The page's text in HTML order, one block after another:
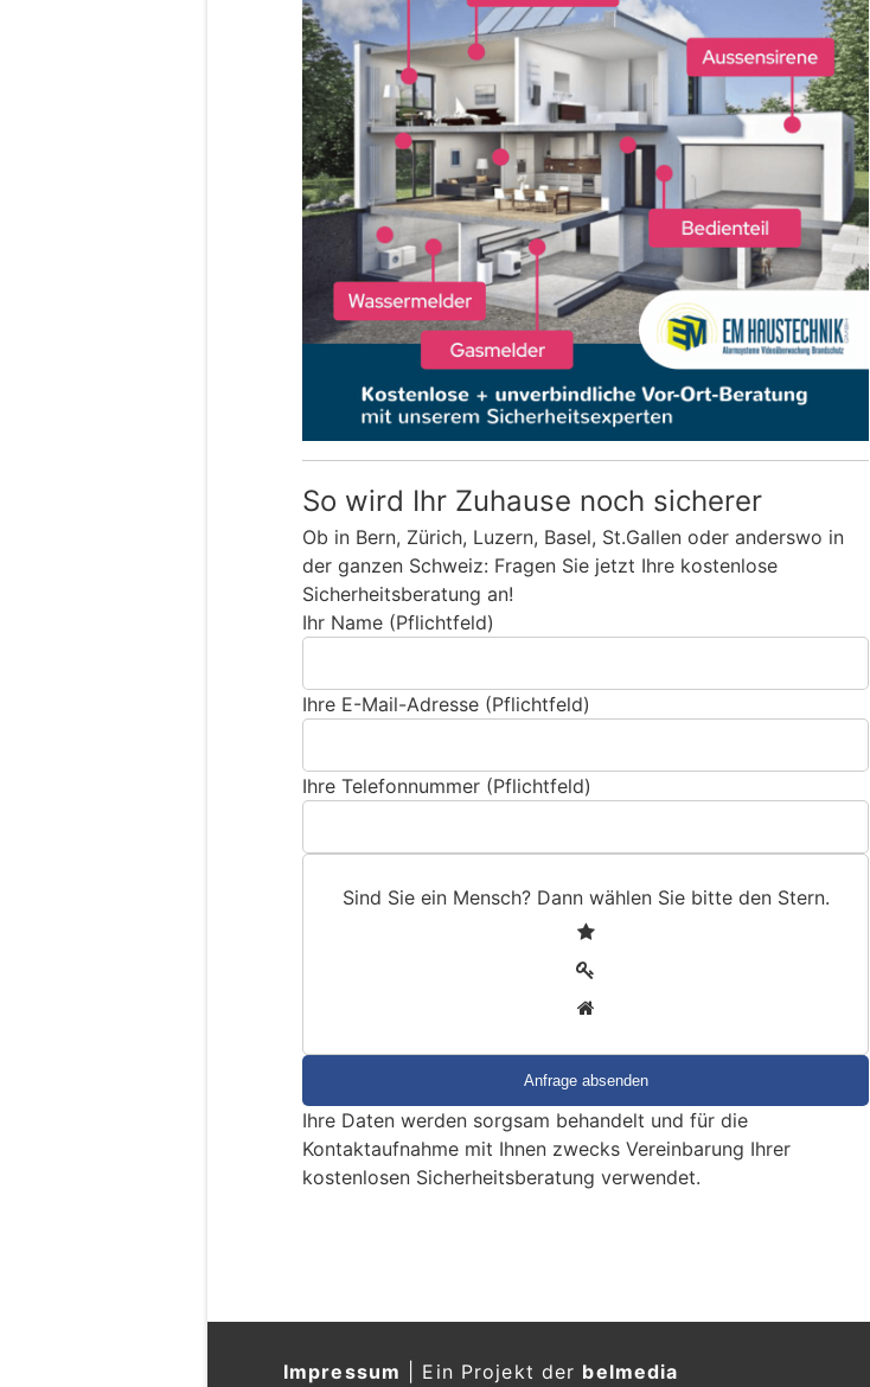
So wird Ihr Zuhause noch sicherer
Ob in Bern, Zürich, Luzern, Basel, St.Gallen oder anderswo in
der ganzen Schweiz: Fragen Sie jetzt Ihre kostenlose
Sicherheitsberatung an!
Ihr Name (Pflichtfeld)
Ihre E-Mail-Adresse (Pflichtfeld)
Ihre Telefonnummer (Pflichtfeld)
Sind Sie ein Mensch? Dann wählen Sie bitte den Stern.
e
i
n
c
?
Ihre Daten werden sorgsam behandelt und für die
Kontaktaufnahme mit Ihnen zwecks Vereinbarung Ihrer
kostenlosen Sicherheitsberatung verwendet.
Impressum Ein Projekt der belmedia